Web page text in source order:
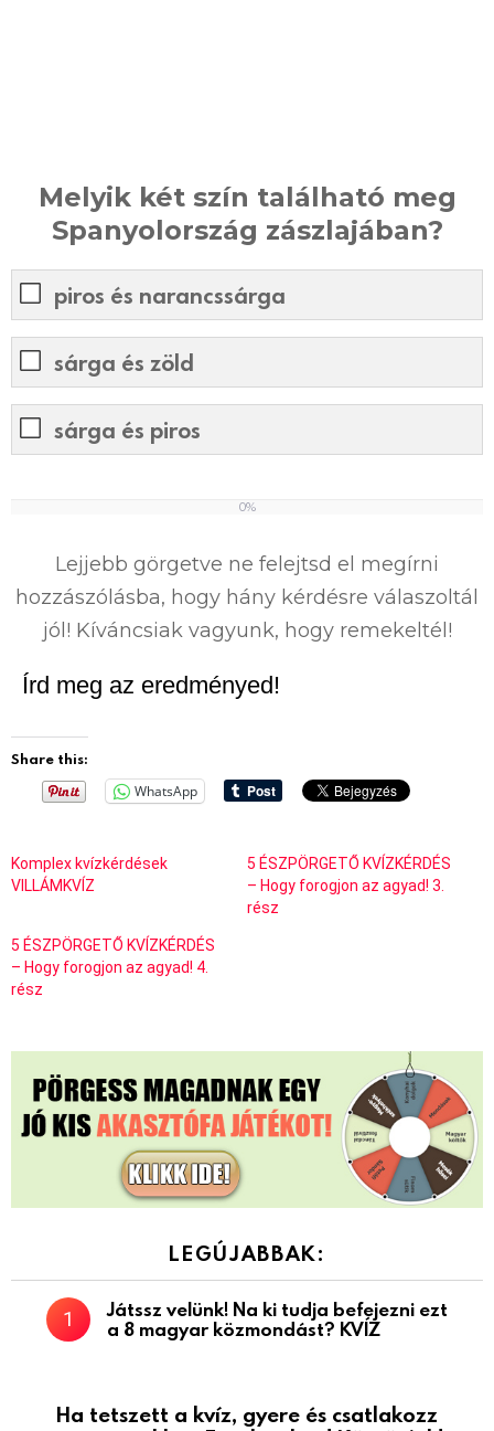
Melyik két szín található meg
Spanyolország zászlajában?
piros és narancssárga
sárga és zöld
sárga és piros
0%
Lejjebb görgetve ne felejtsd el megírni
hozzászólásba, hogy hány kérdésre válaszoltál
jól! Kíváncsiak vagyunk, hogy remekeltél!
Írd meg az eredményed!
Share this:
WhatsApp
Komplex kvízkérdések
VILLÁMKVÍZ
5 ÉSZPÖRGETŐ KVÍZKÉRDÉS
– Hogy forogjon az agyad! 3.
rész
5 ÉSZPÖRGETŐ KVÍZKÉRDÉS
– Hogy forogjon az agyad! 4.
rész
LEGÚJABBAK:
Játssz velünk! Na ki tudja befejezni ezt
a 8 magyar közmondást? KVÍZ
Ha tetszett a kvíz, gyere és csatlakozz